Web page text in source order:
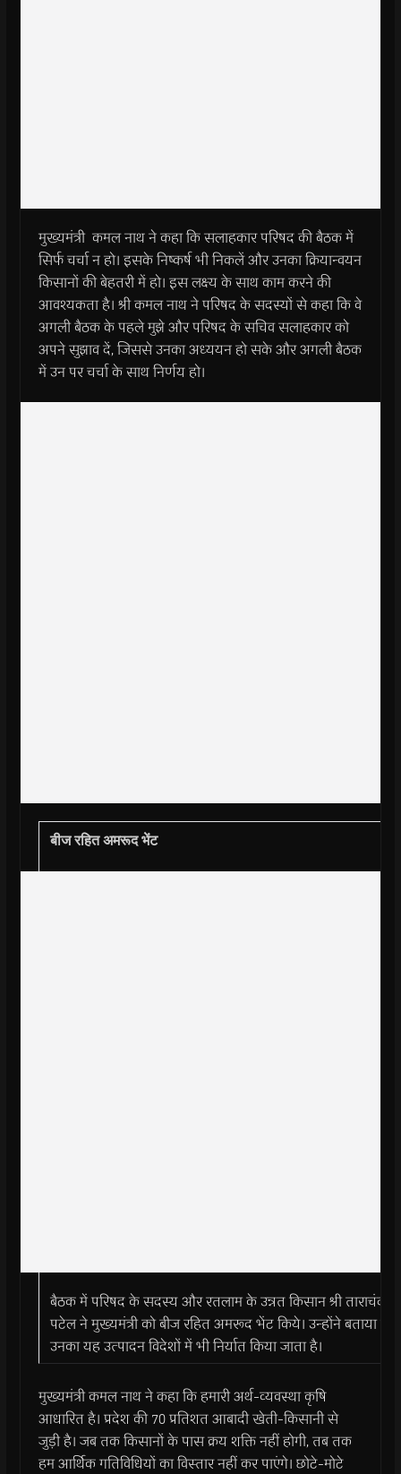
मुख्यमंत्री कमल नाथ ने कहा कि सलाहकार परिषद की बैठक में
सिर्फ चर्चा न हो। इसके निष्कर्ष भी निकलें और उनका क्रियान्वयन
किसानों की बेहतरी में हो। इस लक्ष्य के साथ काम करने की
आवश्यकता है। श्री कमल नाथ ने परिषद के सदस्यों से कहा कि वे
अगली बैठक के पहले मुझे और परिषद के सचिव सलाहकार को
अपने सुझाव दें, जिससे उनका अध्ययन हो सके और अगली बैठक
में उन पर चर्चा के साथ निर्णय हो।
बीज रहित अमरूद भेंट
बैठक में परिषद के सदस्य और रतलाम के उन्नत किसान श्री ताराचंद
पटेल ने मुख्यमंत्री को बीज रहित अमरूद भेंट किये। उन्होंने बताया कि
उनका यह उत्पादन विदेशों में भी निर्यात किया जाता है।
मुख्यमंत्री कमल नाथ ने कहा कि हमारी अर्थ-व्यवस्था कृषि
आधारित है। प्रदेश की 70 प्रतिशत आबादी खेती-किसानी से
जुड़ी है। जब तक किसानों के पास क्रय शक्ति नहीं होगी, तब तक
हम आर्थिक गतिविधियों का विस्तार नहीं कर पाएंगे। छोटे-मोटे